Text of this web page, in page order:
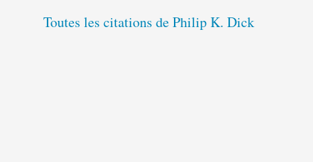
Toutes les citations de Philip K. Dick